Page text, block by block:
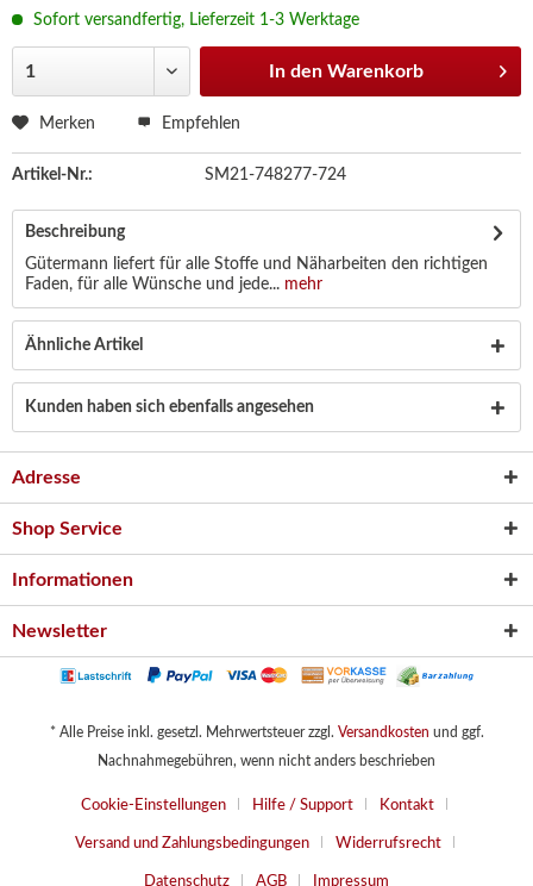
Sofort versandfertig, Lieferzeit 1-3 Werktage
In den Warenkorb
Merken Empfehlen
Artikel-Nr.: SM21-748277-724
Beschreibung
Gütermann liefert für alle Stoffe und Näharbeiten den richtigen
Faden, für alle Wünsche und jede... mehr
Ähnliche Artikel
Kunden haben sich ebenfalls angesehen
Adresse
Shop Service
Informationen
Newsletter
* Alle Preise inkl. gesetzl. Mehrwertsteuer zzgl. Versandkosten und ggf.
Nachnahmegebühren, wenn nicht anders beschrieben
Cookie-Einstellungen Hilfe / Support Kontakt
Versand und Zahlungsbedingungen Widerrufsrecht
Datenschutz AGB Impressum